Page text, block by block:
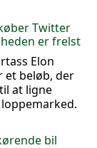
Twitter
er frelst
Elon
et beløb, der
at ligne
bil